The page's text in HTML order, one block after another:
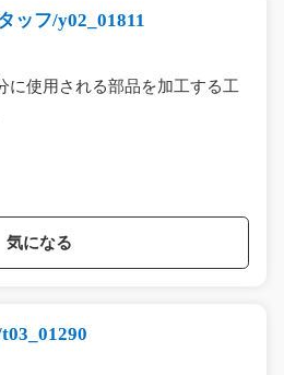
ッフ/y02_01811
に使用される部品を加工する工
気になる